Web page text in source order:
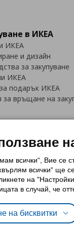
в ИКЕА
ИКЕА
и дизайн
за закупуване
ИКЕА
подарък ИКЕА
за връщане на
Политика за
Обща политика за
Политика за защита
всички“, Вие се
всички“ ще
на
в случай, че
на бисквитки